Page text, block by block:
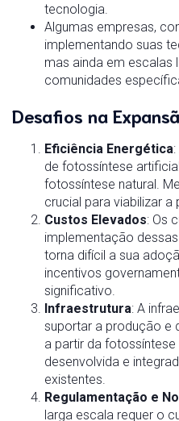
tecnologia.
Algumas empresas,
implementando suas
mas ainda em escalas
comunidades
Desafios na
Eficiência Energética
de fotossíntese
fotossíntese natural.
crucial para viabilizar
Custos Elevados: Os
implementação
torna difícil a sua
incentivos
significativo.
Infraestrutura: A
suportar a produção e
a partir da
desenvolvida e
existentes.
Regulamentação e
larga escala requer o